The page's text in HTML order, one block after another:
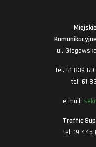
ul.
tel. 61 839
tel. 61
e-mail:
Traffic
tel. 19 445